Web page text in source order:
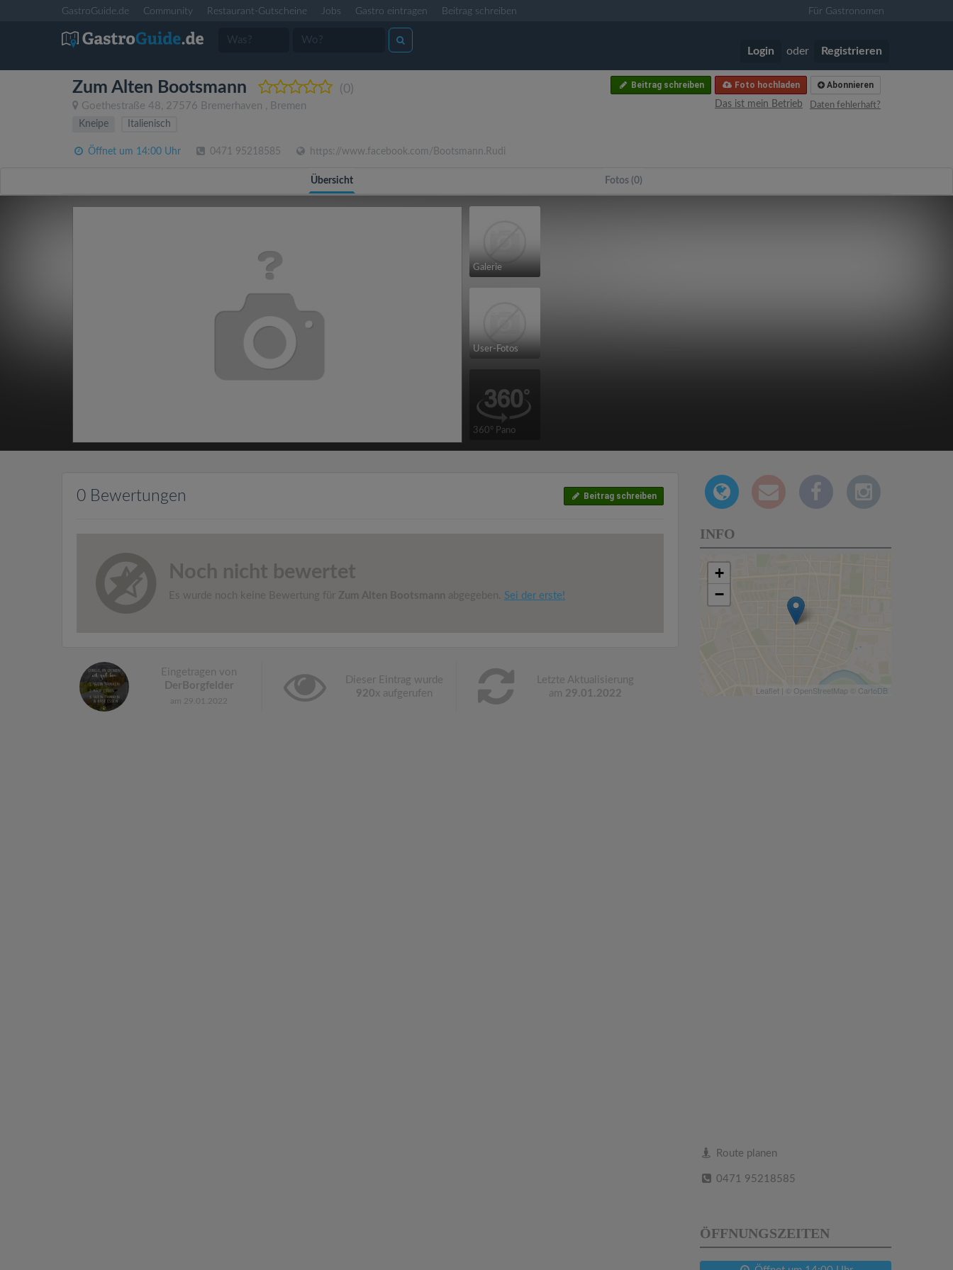
GastroGuide.de Community Restaurant-Gutscheine Jobs Gastro eintragen Beitrag schreiben Für Gastronomen
Login oder Registrieren
Zum Alten Bootsmann (0)
Goethestraße 48, 27576 Bremerhaven , Bremen
Abonnieren
Foto hochladen
Beitrag schreiben
Daten fehlerhaft?
Das ist mein Betrieb
Kneipe
Italienisch
Öffnet um 14:00 Uhr 0471 95218585 https://www.facebook.com/Bootsmann.Rudi
Übersicht Fotos (0)
Galerie
User-Fotos
360° Pano
0 Bewertungen Beitrag schreiben
Noch nicht bewertet
Es wurde noch keine Bewertung für Zum Alten Bootsmann abgegeben. Sei der erste!
Eingetragen von
DerBorgfelder
am 29.01.2022
Dieser Eintrag wurde
920x aufgerufen
Letzte Aktualisierung
am 29.01.2022
INFO
+
−
Leaflet | © OpenStreetMap © CartoDB
Route planen
0471 95218585
ÖFFNUNGSZEITEN